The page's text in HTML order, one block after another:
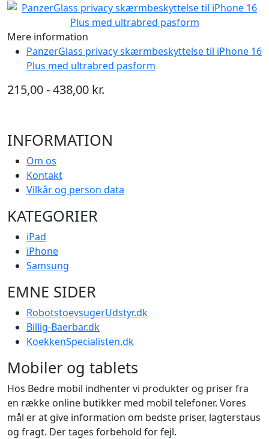
Mere information
PanzerGlass privacy skærmbeskyttelse til iPhone 16
Plus med ultrabred pasform
215,00 - 438,00 kr.
INFORMATION
Om os
Kontakt
Vilkår og person data
KATEGORIER
iPad
iPhone
Samsung
EMNE SIDER
RobotstoevsugerUdstyr.dk
Billig-Baerbar.dk
KoekkenSpecialisten.dk
Mobiler og tablets
Hos Bedre mobil indhenter vi produkter og priser fra
en række online butikker med mobil telefoner. Vores
mål er at give information om bedste priser, lagterstaus
og fragt. Der tages forbehold for fejl.